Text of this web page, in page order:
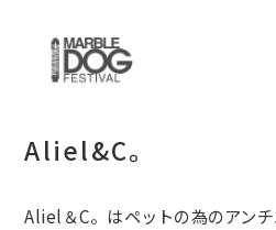
Aliel&C。
Aliel＆C。はペットの為のアン